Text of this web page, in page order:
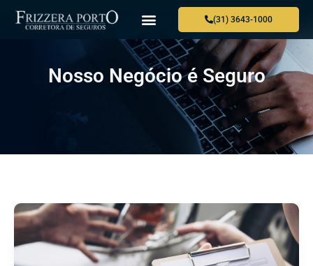
(31) 3643-1000
Nosso Negócio é Seguro